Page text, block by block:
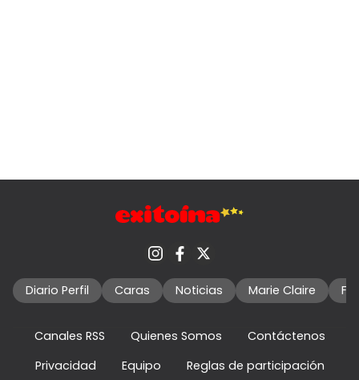
Diario Perfil Caras Noticias Marie Claire
Canales RSS Quienes Somos
Contáctenos
Privacidad
Equipo Reglas de participación